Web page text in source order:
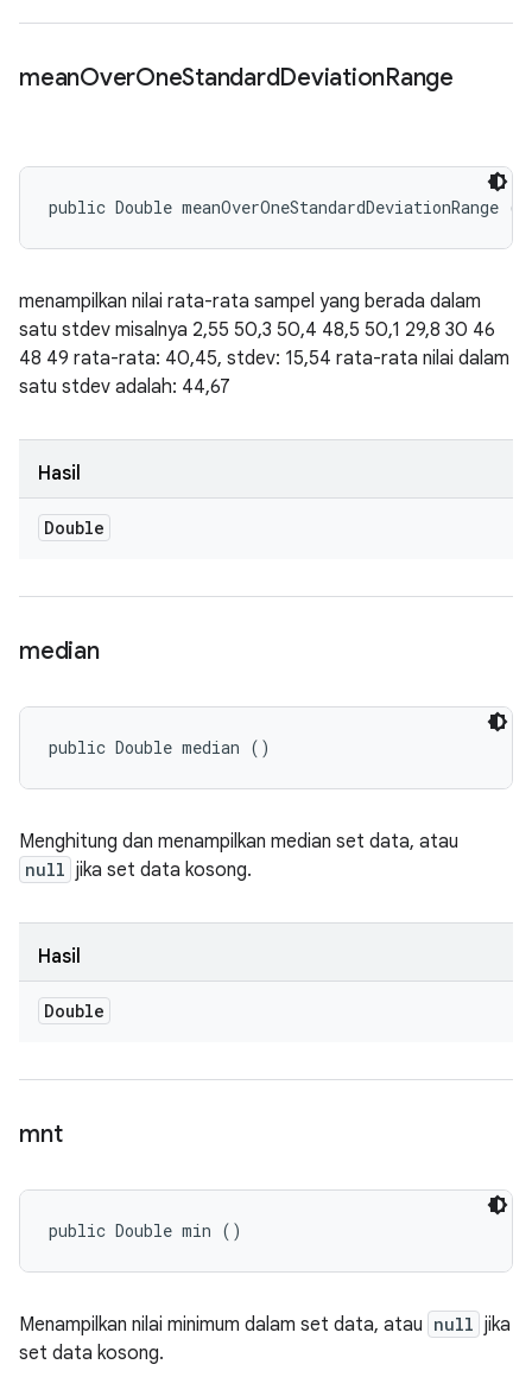
meanOverOneStandardDeviationRange
public Double meanOverOneStandardDeviationRange ()
menampilkan nilai rata-rata sampel yang berada dalam
satu stdev misalnya 2,55 50,3 50,4 48,5 50,1 29,8 30 46
48 49 rata-rata: 40,45, stdev: 15,54 rata-rata nilai dalam
satu stdev adalah: 44,67
Hasil
Double
median
public Double median ()
Menghitung dan menampilkan median set data, atau
null jika set data kosong.
Hasil
Double
mnt
public Double min ()
Menampilkan nilai minimum dalam set data, atau null jika
set data kosong.